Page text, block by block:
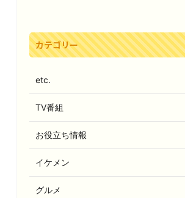
カテゴリー
etc.
TV番組
お役立ち情報
イケメン
グルメ